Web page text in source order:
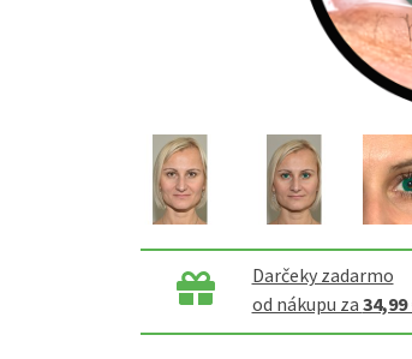
Darčeky zadarmo
od nákupu za 34,99